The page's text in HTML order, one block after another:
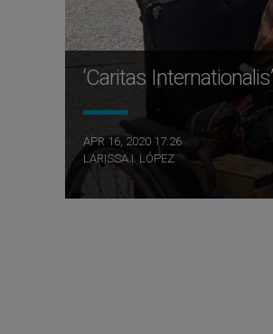
‘Caritas
APR 16, 2020 17:26
LARISSA I. LÓPEZ